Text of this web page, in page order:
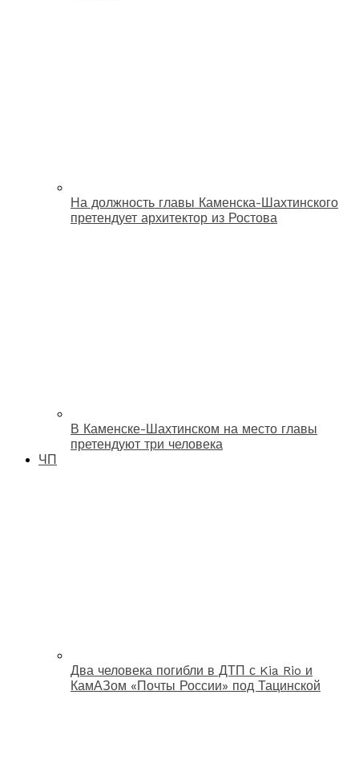
На должность главы Каменска-Шахтинского
претендует архитектор из Ростова
В Каменске-Шахтинском на место главы
претендуют три человека
ЧП
Два человека погибли в ДТП с Kia Rio и
КамАЗом «Почты России» под Тацинской